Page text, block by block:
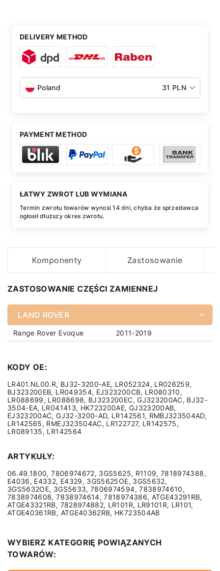
DELIVERY METHOD
Poland 31 PLN
PAYMENT METHOD
ŁATWY ZWROT LUB WYMIANA
Termin zwrotu towarów wynosi 14 dni, chyba że sprzedawca
ogłosił dłuższy okres zwrotu.
Komponenty Zastosowanie
ZASTOSOWANIE CZĘŚCI ZAMIENNEJ
LAND ROVER
Range Rover Evoque 2011-2019
KODY OE:
LR401.NL00.R, BJ32-3200-AE, LR052324, LR026259,
BJ323200EB, LR049354, EJ323200CB, LR080310,
LR088699, LR088698, BJ323200EC, GJ323200AC, BJ32-
3504-EA, LR041413, HK723200AE, GJ323200AB,
EJ323200AC, GJ32-3200-AD, LR142561, RMBJ323504AD,
LR142565, RMEJ323504AC, LR122727, LR142575,
LR089135, LR142564
ARTYKUŁY:
06.49.1800, 7806974672, 3GS5625, R1109, 7818974388,
E4036, E4332, E4329, 3GS5625OE, 3GS5632,
3GS5632OE, 3GS5633, 7806974594, 7838974610,
7838974608, 7838974614, 7818974386, ATGE43291RB,
ATGE43321RB, 7828974882, LR101R, LR9101R, LR101,
ATGE40361RB, ATGE40362RB, HK723504AB
WYBIERZ KATEGORIĘ POWIĄZANYCH
TOWARÓW: